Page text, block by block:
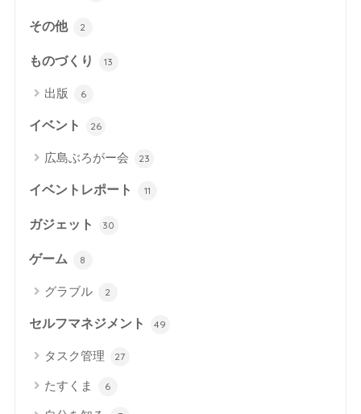
その他 2
ものづくり 13
出版 6
イベント 26
広島ぶろがー会 23
イベントレポート 11
ガジェット 30
ゲーム 8
グラブル 2
セルフマネジメント 49
タスク管理 27
たすくま 6